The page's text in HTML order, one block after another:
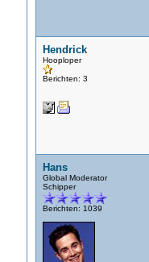
Hendrick
Hooploper
Berichten: 3
Hans
Global Moderator
Schipper
Berichten: 1039